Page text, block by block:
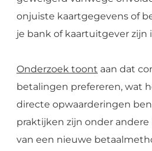
onjuiste kaartgegevens of
je bank of kaartuitgever zijn
Onderzoek toont aan dat
betalingen prefereren, wat
directe opwaarderingen
praktijken zijn onder
van een nieuwe